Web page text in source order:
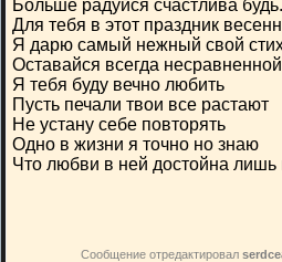
Больше радуйся счастлива будь.
Для тебя в этот праздник
Я дарю самый нежный свой
Оставайся всегда несравненной
Я тебя буду вечно любить
Пусть печали твои все растают
Не устану себе повторять
Одно в жизни я точно но знаю
Что любви в ней достойна лишь
Сообщение отредактировал